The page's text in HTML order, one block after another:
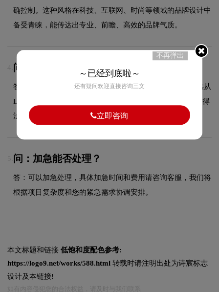
确控制。这种风格在科技、互联网、时尚等领域的品牌设计中
备受青睐，能传达出专业、前瞻、高效的品牌气质。
4. 问：LOGO设计可以注册商标吗？
答：可以，我们拥有专业的商标代理资质，能够为客户提供从
LOGO设计到商标注册的一站式服务，确保您的品牌标识获得
法律保护。
5. 问：加急能否处理？
答：可以加急处理，具体加急时间和费用请咨询客服，我们将
根据项目复杂度和您的紧急需求协调安排。
本文标题和链接 低饱和度配色参考:
https://logo9.net/works/588.html 转载时请注明出处为诗宸标志
设计及本链接!
不再弹出
～已经到底啦～
还有疑问欢迎直接咨询三文
立即咨询